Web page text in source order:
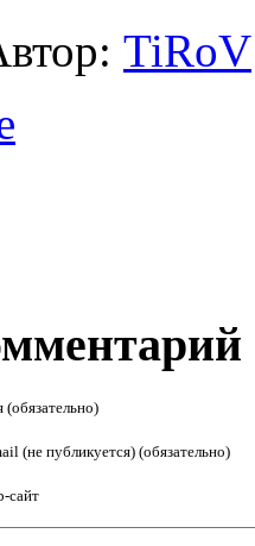
TiRoV
(обязательно)
(не публикуется) (обязательно)
сайт